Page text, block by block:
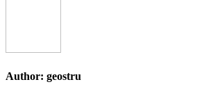
Author: geostru